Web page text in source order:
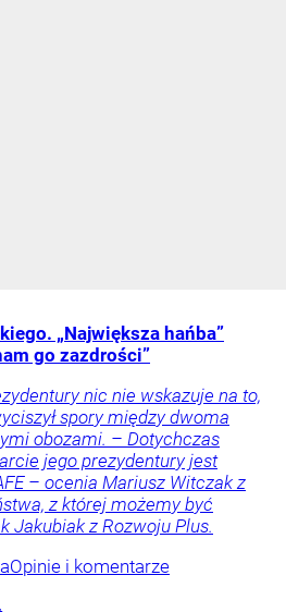
„Największa hańba”
go zazdrości”
nic nie wskazuje na to,
spory między dwoma
obozami. – Dotychczas
jego prezydentury jest
– ocenia Mariusz Witczak z
z której możemy być
Jakubiak z Rozwoju Plus.
Opinie i komentarze